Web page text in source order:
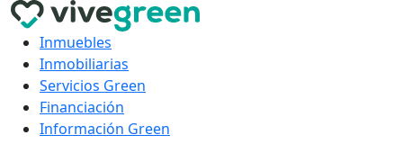
Inmuebles
Inmobiliarias
Servicios Green
Financiación
Información Green